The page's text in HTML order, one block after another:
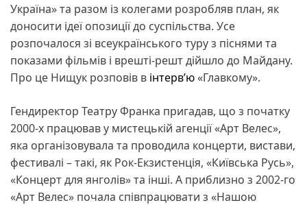
Україна» та разом із колегами розробляв план, як
доносити ідеї опозиції до суспільства. Усе
розпочалося зі всеукраїнського туру з піснями та
показами фільмів і врешті-решт дійшло до Майдану.
Про це Нищук розповів в інтерв’ю«Главкому».
Гендиректор Театру Франка пригадав, що з початку
2000-х працював у мистецькій агенції «Арт Велес»,
яка організовувала та проводила концерти, вистави,
фестивалі – такі, як Рок-Екзистенція, «Київська Русь»,
«Концерт для янголів» та інші. А приблизно з 2002-го
«Арт Велес» почала співпрацювати з «Нашою